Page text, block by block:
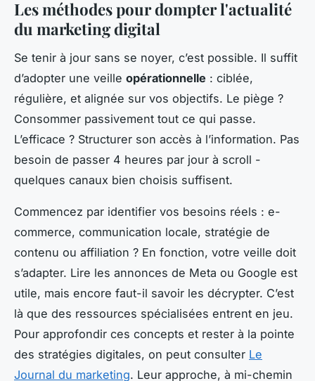
Les méthodes pour dompter l'actualité
du marketing digital
Se tenir à jour sans se noyer, c’est possible. Il suffit
d’adopter une veille opérationnelle : ciblée,
régulière, et alignée sur vos objectifs. Le piège ?
Consommer passivement tout ce qui passe.
L’efficace ? Structurer son accès à l’information. Pas
besoin de passer 4 heures par jour à scroll -
quelques canaux bien choisis suffisent.
Commencez par identifier vos besoins réels : e-
commerce, communication locale, stratégie de
contenu ou affiliation ? En fonction, votre veille doit
s’adapter. Lire les annonces de Meta ou Google est
utile, mais encore faut-il savoir les décrypter. C’est
là que des ressources spécialisées entrent en jeu.
Pour approfondir ces concepts et rester à la pointe
des stratégies digitales, on peut consulter Le
Journal du marketing. Leur approche, à mi-chemin